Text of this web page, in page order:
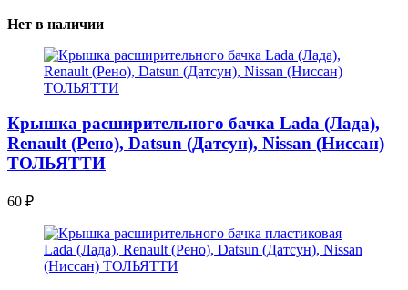
Нет в наличии
Крышка расширительного бачка Lada (Лада),
Renault (Рено), Datsun (Датсун), Nissan (Ниссан)
ТОЛЬЯТТИ
60 ₽